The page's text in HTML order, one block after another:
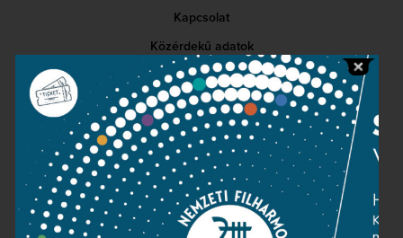
Kapcsolat
Közérdekű adatok
Sajtószoba
Adatvédelem
Impresszum